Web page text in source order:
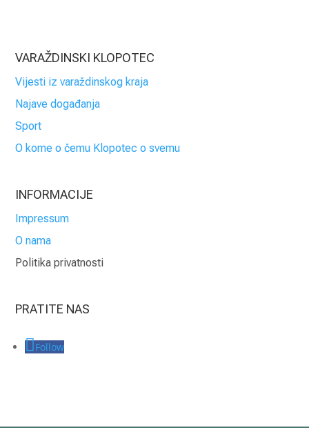
VARAŽDINSKI KLOPOTEC
Vijesti iz varaždinskog kraja
Najave događanja
Sport
O kome o čemu Klopotec o svemu
INFORMACIJE
Impressum
O nama
Politika privatnosti
PRATITE NAS
Follow